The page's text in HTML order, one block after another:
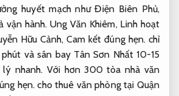
huyết mạch như Điện Biên Phủ,
vận hành. Ung Văn Khiêm, Linh hoạt
Hữu Cảnh,Cam kết đúng hẹn.chỉ
và sân bay Tân Sơn Nhất 10-15
lý nhanh. Với hơn 300 tòa nhà văn
hẹn. cho thuê văn phòng tại Quận